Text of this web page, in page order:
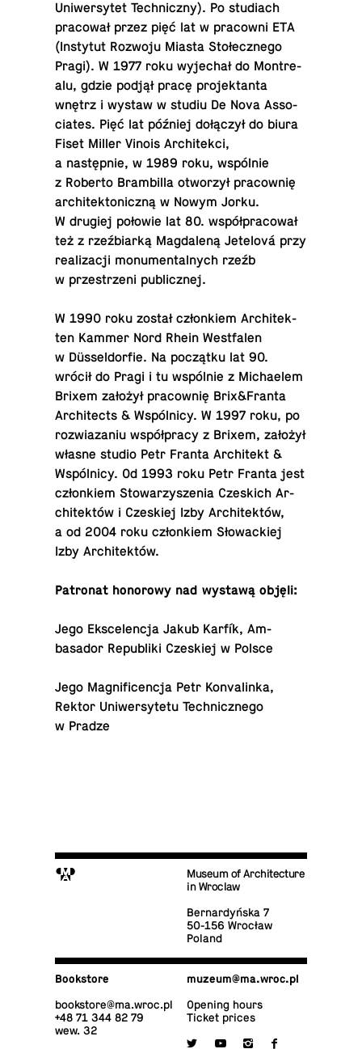
Uni­w­er­sytet Tech­niczny). Po stu­di­ach
pracował przez pięć lat w pra­cowni ETA
(In­sty­tut Rozwoju Miasta Stołecznego
Pragi). W 1977 roku wyjechał do Mon­tre­
alu, gdzie podjął pracę pro­jek­tanta
wnętrz i wystaw w studiu De Nova As­so­
ci­ates. Pięć lat później dołączył do biura
Fiset Miller Vinois Ar­chitekci,
a następnie, w 1989 roku, wspólnie
z Roberto Bram­billa otworzył pra­cownię
ar­chitek­ton­iczną w Nowym Jorku.
W drugiej połowie lat 80. współpracował
też z rzeźbiarką Mag­daleną Jetelová przy
re­al­iza­cji mon­u­men­tal­nych rzeźb
w przestrzeni publicznej.
W 1990 roku został członkiem Ar­chitek­
ten Kammer Nord Rhein West­falen
w Düssel­dor­fie. Na początku lat 90.
wrócił do Pragi i tu wspólnie z Michaelem
Brixem założył pra­cownię Brix&Franta
Ar­chi­tects & Wspólnicy. W 1997 roku, po
rozwiaza­niu współpracy z Brixem, założył
własne studio Petr Franta Ar­chitekt &
Wspólnicy. Od 1993 roku Petr Franta jest
członkiem Sto­warzyszenia Czes­kich Ar­
chitektów i Czeskiej Izby Ar­chitektów,
a od 2004 roku członkiem Słowack­iej
Izby Architektów.
Pa­tronat hon­orowy nad wystawą objęli:
Jego Eksce­lencja Jakub Karfík, Am­
basador Re­pub­liki Czeskiej w Polsce
Jego Mag­nif­i­cencja Petr Kon­va­linka,
Rektor Uni­w­er­sytetu Tech­nicznego
w Pradze
M
Museum of Architecture
in Wroclaw
Bernardyńska 7
50-156 Wrocław
Poland
Book­store
book­store@​ma.​wroc.​pl
+48 71 344 82 79
wew. 32
muzeum@​ma.​wroc.​pl
Opening hours
Ticket prices
 y i f